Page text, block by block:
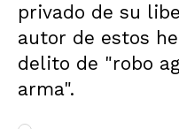
privado de su
autor de estos
delito de "robo
arma".